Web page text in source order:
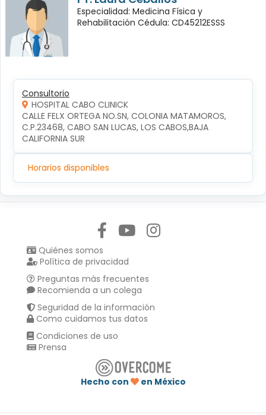
Especialidad: Medicina Física y
Rehabilitación Cédula: CD45212ESSS
Consultorio
HOSPITAL CABO CLINICK
CALLE FELX ORTEGA NO.SN, COLONIA MATAMOROS,
C.P.23468, CABO SAN LUCAS, LOS CABOS,BAJA
CALIFORNIA SUR
Horarios disponibles
Quiénes somos
Política de privacidad
Preguntas más frecuentes
Recomienda a un colega
Seguridad de la información
Como cuidamos tus datos
Condiciones de uso
Prensa
Hecho con
en México